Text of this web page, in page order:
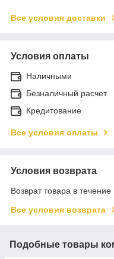
Все условия доставки
Условия оплаты
Наличными
Безналичный расчет
Кредитование
Все условия оплаты
Условия возврата
Возврат товара в
Все условия возврата
Подобные товары